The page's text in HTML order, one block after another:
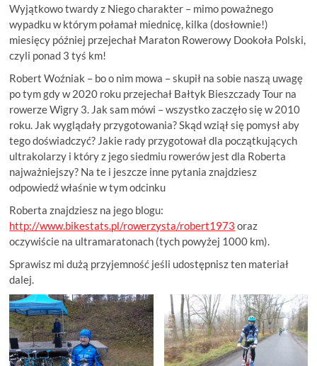
Wyjątkowo twardy z Niego charakter – mimo poważnego
wypadku w którym połamał miednicę, kilka (dosłownie!)
miesięcy później przejechał Maraton Rowerowy Dookoła Polski,
czyli ponad 3 tyś km!
Robert Woźniak – bo o nim mowa – skupił na sobie naszą uwagę
po tym gdy w 2020 roku przejechał Bałtyk Bieszczady Tour na
rowerze Wigry 3. Jak sam mówi – wszystko zaczęło się w 2010
roku. Jak wyglądały przygotowania? Skąd wziął się pomysł aby
tego doświadczyć? Jakie rady przygotował dla początkujących
ultrakolarzy i który z jego siedmiu rowerów jest dla Roberta
najważniejszy? Na te i jeszcze inne pytania znajdziesz
odpowiedź właśnie w tym odcinku
Roberta znajdziesz na jego blogu:
http://www.bikestats.pl/rowerzysta/robert1973 oraz
oczywiście na ultramaratonach (tych powyżej 1000 km).
Sprawisz mi dużą przyjemność jeśli udostępnisz ten materiał
dalej.